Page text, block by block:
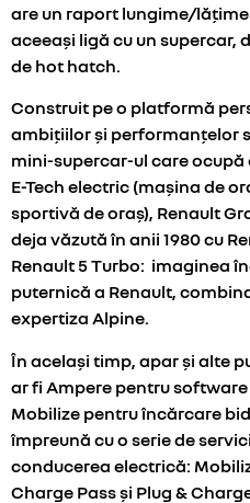
are un raport lungime/
aceeași ligă cu un
de hot hatch.
Construit pe o platformă
ambițiilor și performanțelor
mini-supercar-ul care ocupă
E-Tech electric (mașina de
sportivă de oraș), Renault
deja văzută în anii 1980 cu
Renault 5 Turbo: imaginea
puternică a Renault,
expertiza Alpine.
În același timp, apar și alte
ar fi Ampere pentru
Mobilize pentru încărcare
împreună cu o serie de
conducerea electrică:
Charge Pass și Plug &